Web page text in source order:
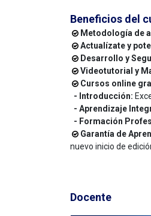
Beneficios del
Metodología de
Actualízate y
Desarrollo y
Videotutorial y
Cursos online
- Introducción:
- Aprendizaje
- Formación
Garantía de
nuevo inicio de
Docente